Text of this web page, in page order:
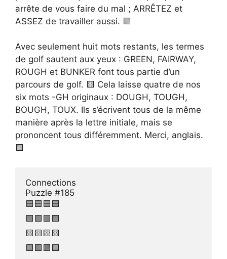
arrête de vous faire du mal ; ARRÊTEZ et
ASSEZ de travailler aussi. 🟩
Avec seulement huit mots restants, les termes
de golf sautent aux yeux : GREEN, FAIRWAY,
ROUGH et BUNKER font tous partie d’un
parcours de golf. 🟨 Cela laisse quatre de nos
six mots -GH originaux : DOUGH, TOUGH,
BOUGH, TOUX. Ils s’écrivent tous de la même
manière après la lettre initiale, mais se
prononcent tous différemment. Merci, anglais.
🟪
Connections
Puzzle #185
🟦🟦🟦🟦
🟩🟩🟩🟩
🟨🟨🟨🟨
🟪🟪🟪🟪